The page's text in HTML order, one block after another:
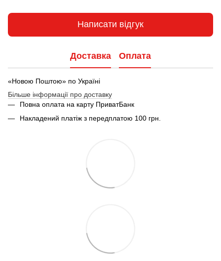
Написати відгук
Доставка Оплата
«Новою Поштою» по Україні
Більше інформації про доставку
Повна оплата на карту ПриватБанк
Накладений платіж з передплатою 100 грн.